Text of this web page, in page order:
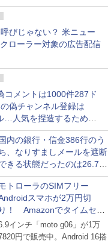
トがロードバイクにちょう
いい【ぼっち・ざ・ろー
！その14】
びじゃない？ 米ニュー
ローラー対象の広告配信
コメントは1000件287ド
偽チャンネル登録は
…人気を捏造するための
開中
国内の銀行・信金386行のう
、なりすましメールを遮断
きる状態だったのは26.7％
とどまる～GMOブランド
キュリティ調査
トローラのSIMフリー
スマホが2万円切
り！ Amazonでタイムセー
インチ「moto g06」が1万
円で販売中。Android 16搭